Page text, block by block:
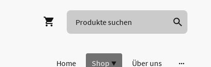
Home Shop Über uns